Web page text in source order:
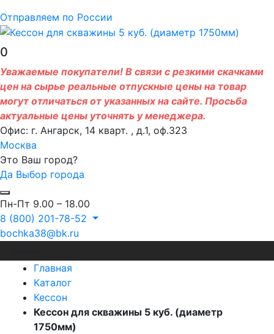
Отправляем по России
0
Уважаемые покупатели! В связи с резкими скачками
цен на сырье реальные отпускные цены на товар
могут отличаться от указанных на сайте. Просьба
актуальные цены уточнять у менеджера.
Офис: г. Ангарск, 14 кварт. , д.1, оф.323
Москва
Это Ваш город?
Да Выбор города
Пн-Пт 9.00 – 18.00
8 (800) 201-78-52
bochka38@bk.ru
Главная
Каталог
Кессон
Кессон для скважины 5 куб. (диаметр
1750мм)